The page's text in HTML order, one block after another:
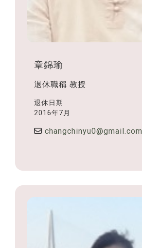
章錦瑜
退休職稱 教授
退休日期
2016年7月
changchinyu0@gmail.com